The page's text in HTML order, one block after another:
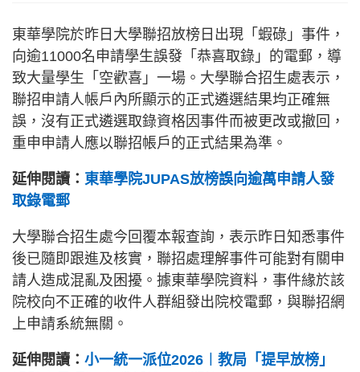
東華學院於昨日大學聯招放榜日出現「蝦碌」事件，
向逾11000名申請學生誤發「恭喜取錄」的電郵，導
致大量學生「空歡喜」一場。大學聯合招生處表示，
聯招申請人帳戶內所顯示的正式遴選結果均正確無
誤，沒有正式遴選取錄資格因事件而被更改或撤回，
重申申請人應以聯招帳戶的正式結果為準。
延伸閱讀： 東華學院JUPAS放榜誤向逾萬申請人發
取錄電郵
大學聯合招生處今回覆本報查詢，表示昨日知悉事件
後已隨即跟進及核實，聯招處理解事件可能對有關申
請人造成混亂及困擾。據東華學院資料，事件緣於該
院校向不正確的收件人群組發出院校電郵，與聯招網
上申請系統無關。
延伸閱讀： 小一統一派位2026︱教局「提早放榜」